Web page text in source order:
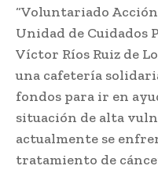
“Voluntariado
Unidad de Cuidados
Víctor Ríos Ruiz de
una cafetería
fondos para ir en
situación de alta
actualmente se
tratamiento de